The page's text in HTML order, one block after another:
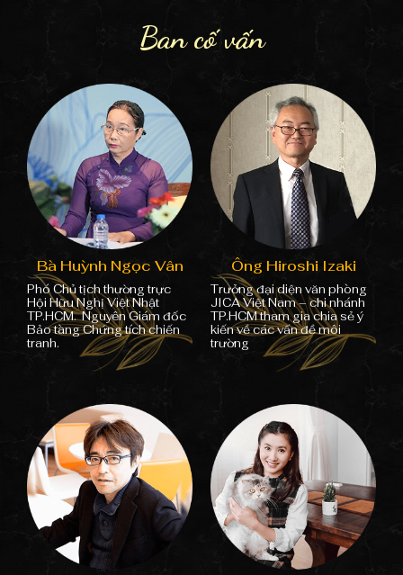
Ban cố vấn
Bà Huỳnh Ngọc Vân
Phó Chủ tịch thường trực
Hội Hữu Nghị Việt Nhật
TP.HCM.Nguyên Giám đốc
Bảo tàng Chứng tích chiến
tranh.
Ông Hiroshi Izaki
Trưởng đại diện văn phòng
JICA Việt Nam – chi nhánh
TP.HCM tham gia chia sẻ ý
kiến về các vấn đề môi
trường